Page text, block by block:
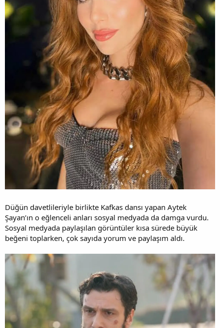
Düğün davetlileriyle birlikte Kafkas dansı yapan Aytek
Şayan’ın o eğlenceli anları sosyal medyada da damga vurdu.
Sosyal medyada paylaşılan görüntüler kısa sürede büyük
beğeni toplarken, çok sayıda yorum ve paylaşım aldı.